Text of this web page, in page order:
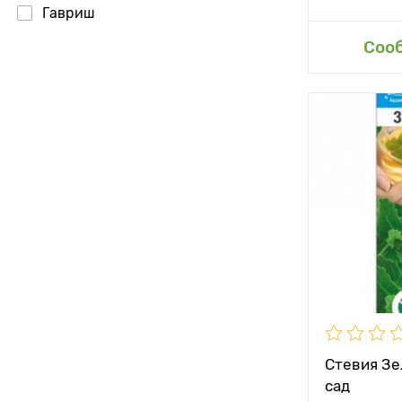
Гавриш
Стевия
сад
Высота
Растояние
растениями